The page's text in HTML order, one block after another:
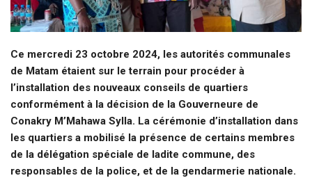
Ce mercredi 23 octobre 2024, les autorités communales
de Matam étaient sur le terrain pour procéder à
l’installation des nouveaux conseils de quartiers
conformément à la décision de la Gouverneure de
Conakry M’Mahawa Sylla. La cérémonie d’installation dans
les quartiers a mobilisé la présence de certains membres
de la délégation spéciale de ladite commune, des
responsables de la police, et de la gendarmerie nationale.